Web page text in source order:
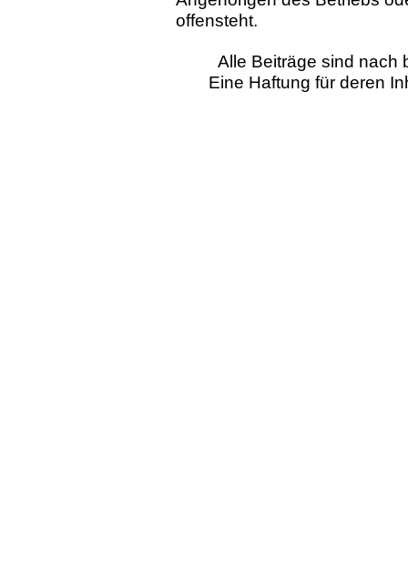
offensteht.
Alle Beiträge sind nach
Eine Haftung für deren